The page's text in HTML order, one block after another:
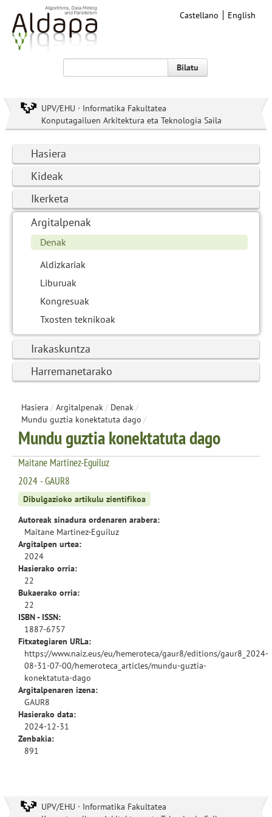
Castellano English
Bilatu
UPV/EHU · Informatika Fakultatea
Konputagailuen Arkitektura eta Teknologia Saila
Hasiera
Kideak
Ikerketa
Argitalpenak
Denak
Aldizkariak
Liburuak
Kongresuak
Txosten teknikoak
Irakaskuntza
Harremanetarako
Hasiera / Argitalpenak/ Denak/
Mundu guztia konektatuta dago /
Mundu guztia konektatuta dago
Maitane Martinez-Eguiluz
2024 - GAUR8
Dibulgazioko artikulu zientifikoa
Autoreak sinadura ordenaren arabera:
Maitane Martinez-Eguiluz
Argitalpen urtea:
2024
Hasierako orria:
22
Bukaerako orria:
22
ISBN - ISSN:
1887-6757
Fitxategiaren URLa:
https://www.naiz.eus/eu/hemeroteca/gaur8/editions/gaur8_2024-
08-31-07-00/hemeroteca_articles/mundu-guztia-
konektatuta-dago
Argitalpenaren izena:
GAUR8
Hasierako data:
2024-12-31
Zenbakia:
891
UPV/EHU · Informatika Fakultatea